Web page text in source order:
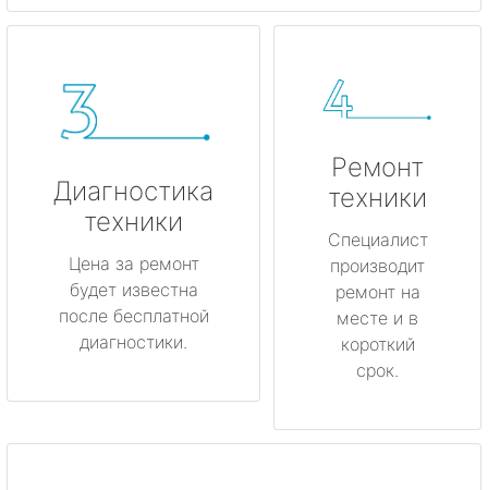
Диагностика
техники
Цена за ремонт
будет известна
после бесплатной
диагностики.
Ремонт
техники
Специалист
производит
ремонт на
месте и в
короткий
срок.